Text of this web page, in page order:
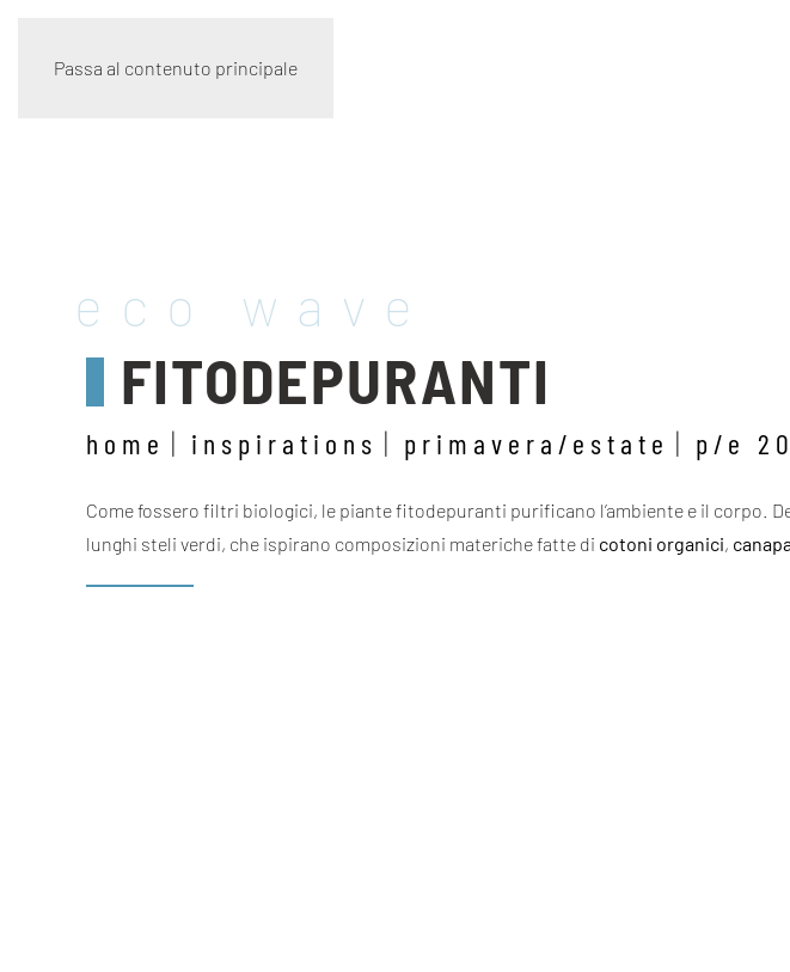
Passa al contenuto principale
eco wave
FITODEPURANTI
home inspirations primavera/estate p/e
Come fossero filtri biologici, le piante fitodepuranti purificano l’ambiente e il corpo.
lunghi steli verdi, che ispirano composizioni materiche fatte di cotoni organici,